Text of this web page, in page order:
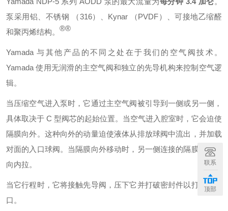
泵采用铝、不锈钢 （316）、Kynar （PVDF）、可接地乙缩醛
和聚丙烯结构。 ®®
Yamada 与其他产品的不同之处在于我们的空气阀技术。
Yamada 使用无润滑的主空气阀和独立的先导机构来控制空气逻
辑。
当压缩空气进入泵时，它通过主空气阀被引导到一侧或另一侧，
具体取决于 C 型阀芯的起始位置。当空气进入腔室时，它会迫使
隔膜向外。这种向外的动量迫使液体从排放球阀中流出，并加载
对面的入口球阀。当隔膜向外移动时，另一侧连接的隔膜将隔膜
向内拉。
当它行程时，它将接触先导阀，压下它并打破密封件以打开排气
口。
联系
顶部